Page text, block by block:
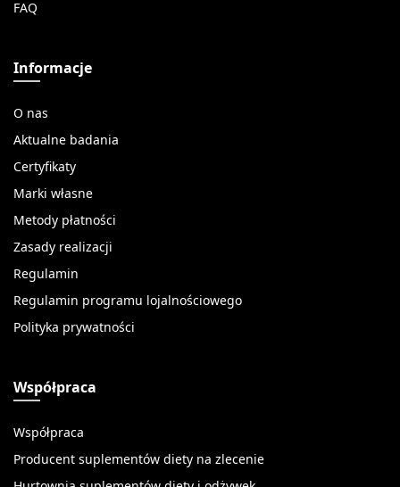
FAQ
Informacje
O nas
Aktualne badania
Certyfikaty
Marki własne
Metody płatności
Zasady realizacji
Regulamin
Regulamin programu lojalnościowego
Polityka prywatności
Współpraca
Współpraca
Producent suplementów diety na zlecenie